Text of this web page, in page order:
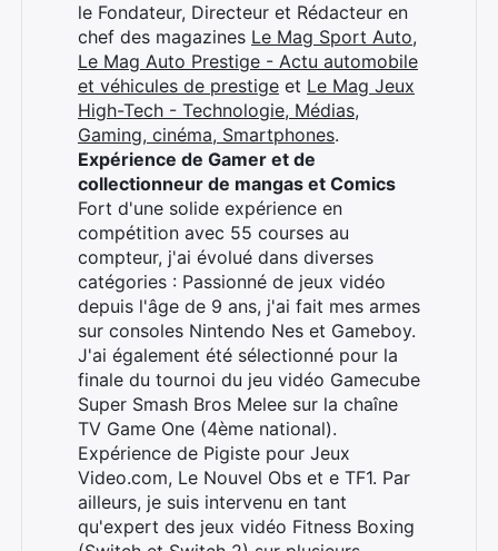
le Fondateur, Directeur et Rédacteur en
chef des magazines Le Mag Sport Auto,
Le Mag Auto Prestige - Actu automobile
et véhicules de prestige et Le Mag Jeux
High-Tech - Technologie, Médias,
Gaming, cinéma, Smartphones.
Expérience de Gamer et de
collectionneur de mangas et Comics
Fort d'une solide expérience en
compétition avec 55 courses au
compteur, j'ai évolué dans diverses
catégories : Passionné de jeux vidéo
depuis l'âge de 9 ans, j'ai fait mes armes
sur consoles Nintendo Nes et Gameboy.
J'ai également été sélectionné pour la
finale du tournoi du jeu vidéo Gamecube
Super Smash Bros Melee sur la chaîne
TV Game One (4ème national).
Expérience de Pigiste pour Jeux
Video.com, Le Nouvel Obs et e TF1. Par
ailleurs, je suis intervenu en tant
qu'expert des jeux vidéo Fitness Boxing